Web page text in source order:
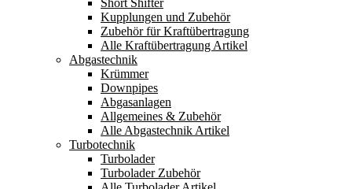
Short Shifter
Kupplungen und Zubehör
Zubehör für Kraftübertragung
Alle Kraftübertragung Artikel
Abgastechnik
Krümmer
Downpipes
Abgasanlagen
Allgemeines & Zubehör
Alle Abgastechnik Artikel
Turbotechnik
Turbolader
Turbolader Zubehör